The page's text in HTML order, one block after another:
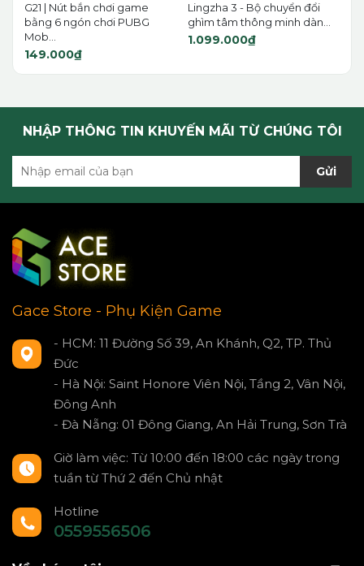
G21 | Nút bắn chơi game
bằng 6 ngón chơi PUBG
Mob...
149.000₫
Lingzha 3 - Bộ chuyển đổi
ghìm tâm thông minh dàn...
1.099.000₫
NHẬP THÔNG TIN KHUYẾN MÃI TỪ CHÚNG TÔI
Gửi
Gace Store - Phụ Kiện Game
- HCM: 11 Đường Số 39, An Khánh, Q2, TP. Thủ
Đức
- Hà Nội: Saint Honore Viên Nội, Tầng 2, Vân Nội,
Đông Anh
- Đà Nẵng: 01 Đông Giang, An Hải Trung, Sơn Trà
Giờ làm việc: Từ 10:00 đến 18:00 các ngày trong
tuần từ Thứ 2 đến Chủ nhật
Hotline
0559556506